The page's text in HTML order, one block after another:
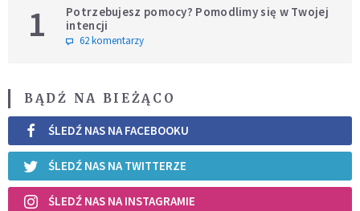
1
Potrzebujesz pomocy? Pomodlimy się w Twojej
intencji
62 komentarzy
BĄDŹ NA BIEŻĄCO
ŚLEDŹ NAS NA FACEBOOKU
ŚLEDŹ NAS NA TWITTERZE
ŚLEDŹ NAS NA INSTAGRAMIE